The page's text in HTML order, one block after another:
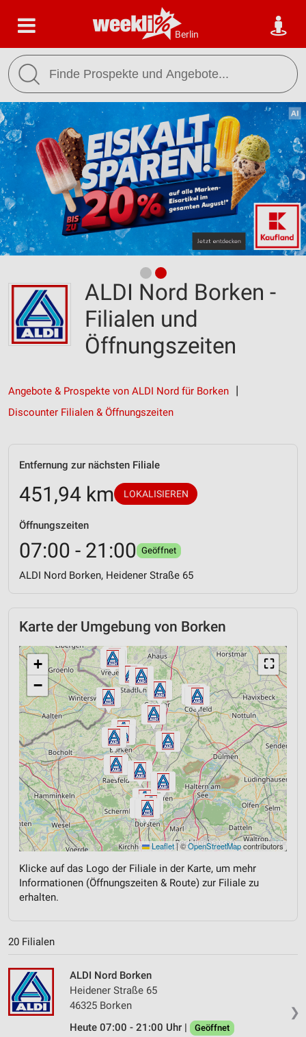
Berlin
ALDI Nord Borken -
Filialen und
Öffnungszeiten
Angebote & Prospekte von ALDI Nord für Borken
Discounter Filialen & Öffnungszeiten
Entfernung zur nächsten Filiale
451,94 km LOKALISIEREN
Öffnungszeiten
07:00 - 21:00 Geöffnet
ALDI Nord Borken, Heidener Straße 65
Karte der Umgebung von Borken
⛶
+
−
Leaflet|©OpenStreetMapcontributors
Klicke auf das Logo der Filiale in der Karte, um mehr
Informationen (Öffnungszeiten & Route) zur Filiale zu
erhalten.
20 Filialen
❯
ALDI Nord Borken
Heidener Straße 65
46325 Borken
Heute 07:00 - 21:00 Uhr |
Geöffnet